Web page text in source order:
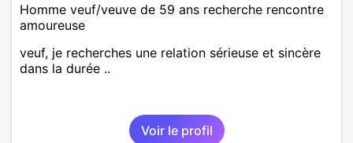
Homme veuf/veuve de 59 ans recherche rencontre
amoureuse
veuf, je recherches une relation sérieuse et sincère
dans la durée ..
Voir le profil